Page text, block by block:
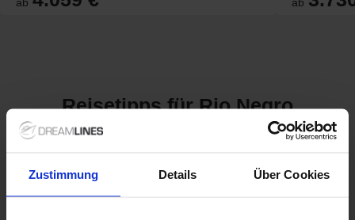
Zustimmung Details Über Cookies
Reisetipps für Rio Negro
Kreuzfahrten auf dem Rio
Negro: Ein Abenteuer im